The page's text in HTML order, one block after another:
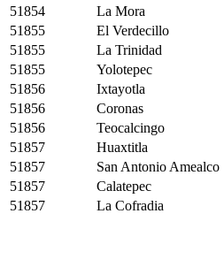
51854
La Mora
51855
El Verdecillo
51855
La Trinidad
51855
Yolotepec
51856
Ixtayotla
51856
Coronas
51856
Teocalcingo
51857
Huaxtitla
51857
San Antonio Amealco
51857
Calatepec
51857
La Cofradia